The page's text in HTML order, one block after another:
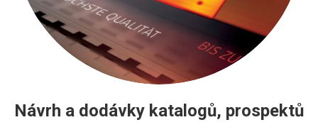
Návrh a dodávky katalogů, prospektů